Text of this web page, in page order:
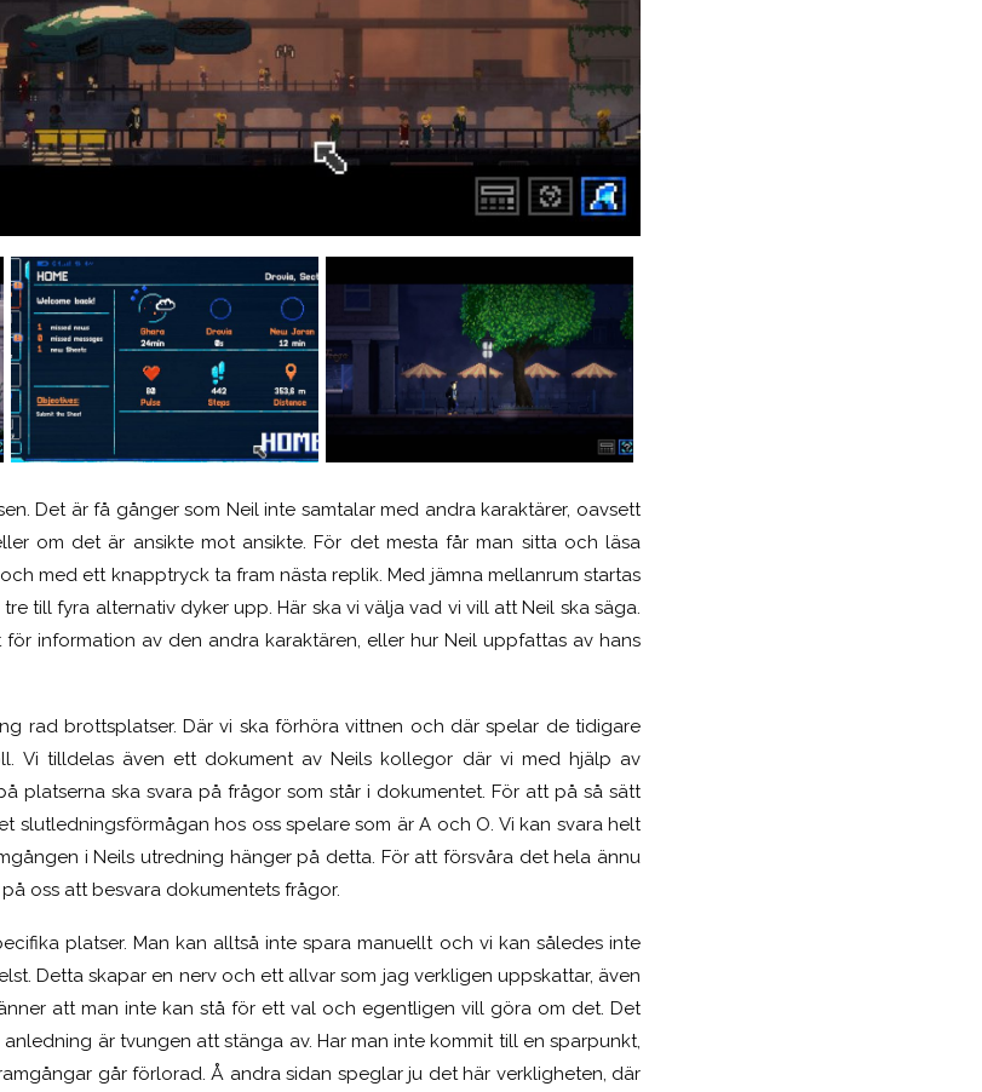
Det är få gånger som Neil inte samtalar med andra karaktärer, oavsett
om det är ansikte mot ansikte. För det mesta får man sitta och läsa
med ett knapptryck ta fram nästa replik. Med jämna mellanrum startas
till fyra alternativ dyker upp. Här ska vi välja vad vi vill att Neil ska säga.
information av den andra karaktären, eller hur Neil uppfattas av hans
rad brottsplatser. Där vi ska förhöra vittnen och där spelar de tidigare
Vi tilldelas även ett dokument av Neils kollegor där vi med hjälp av
platserna ska svara på frågor som står i dokumentet. För att på så sätt
slutledningsförmågan hos oss spelare som är A och O. Vi kan svara helt
i Neils utredning hänger på detta. För att försvåra det hela ännu
oss att besvara dokumentets frågor.
platser. Man kan alltså inte spara manuellt och vi kan således inte
Detta skapar en nerv och ett allvar som jag verkligen uppskattar, även
att man inte kan stå för ett val och egentligen vill göra om det. Det
är tvungen att stänga av. Har man inte kommit till en sparpunkt,
går förlorad. Å andra sidan speglar ju det här verkligheten, där